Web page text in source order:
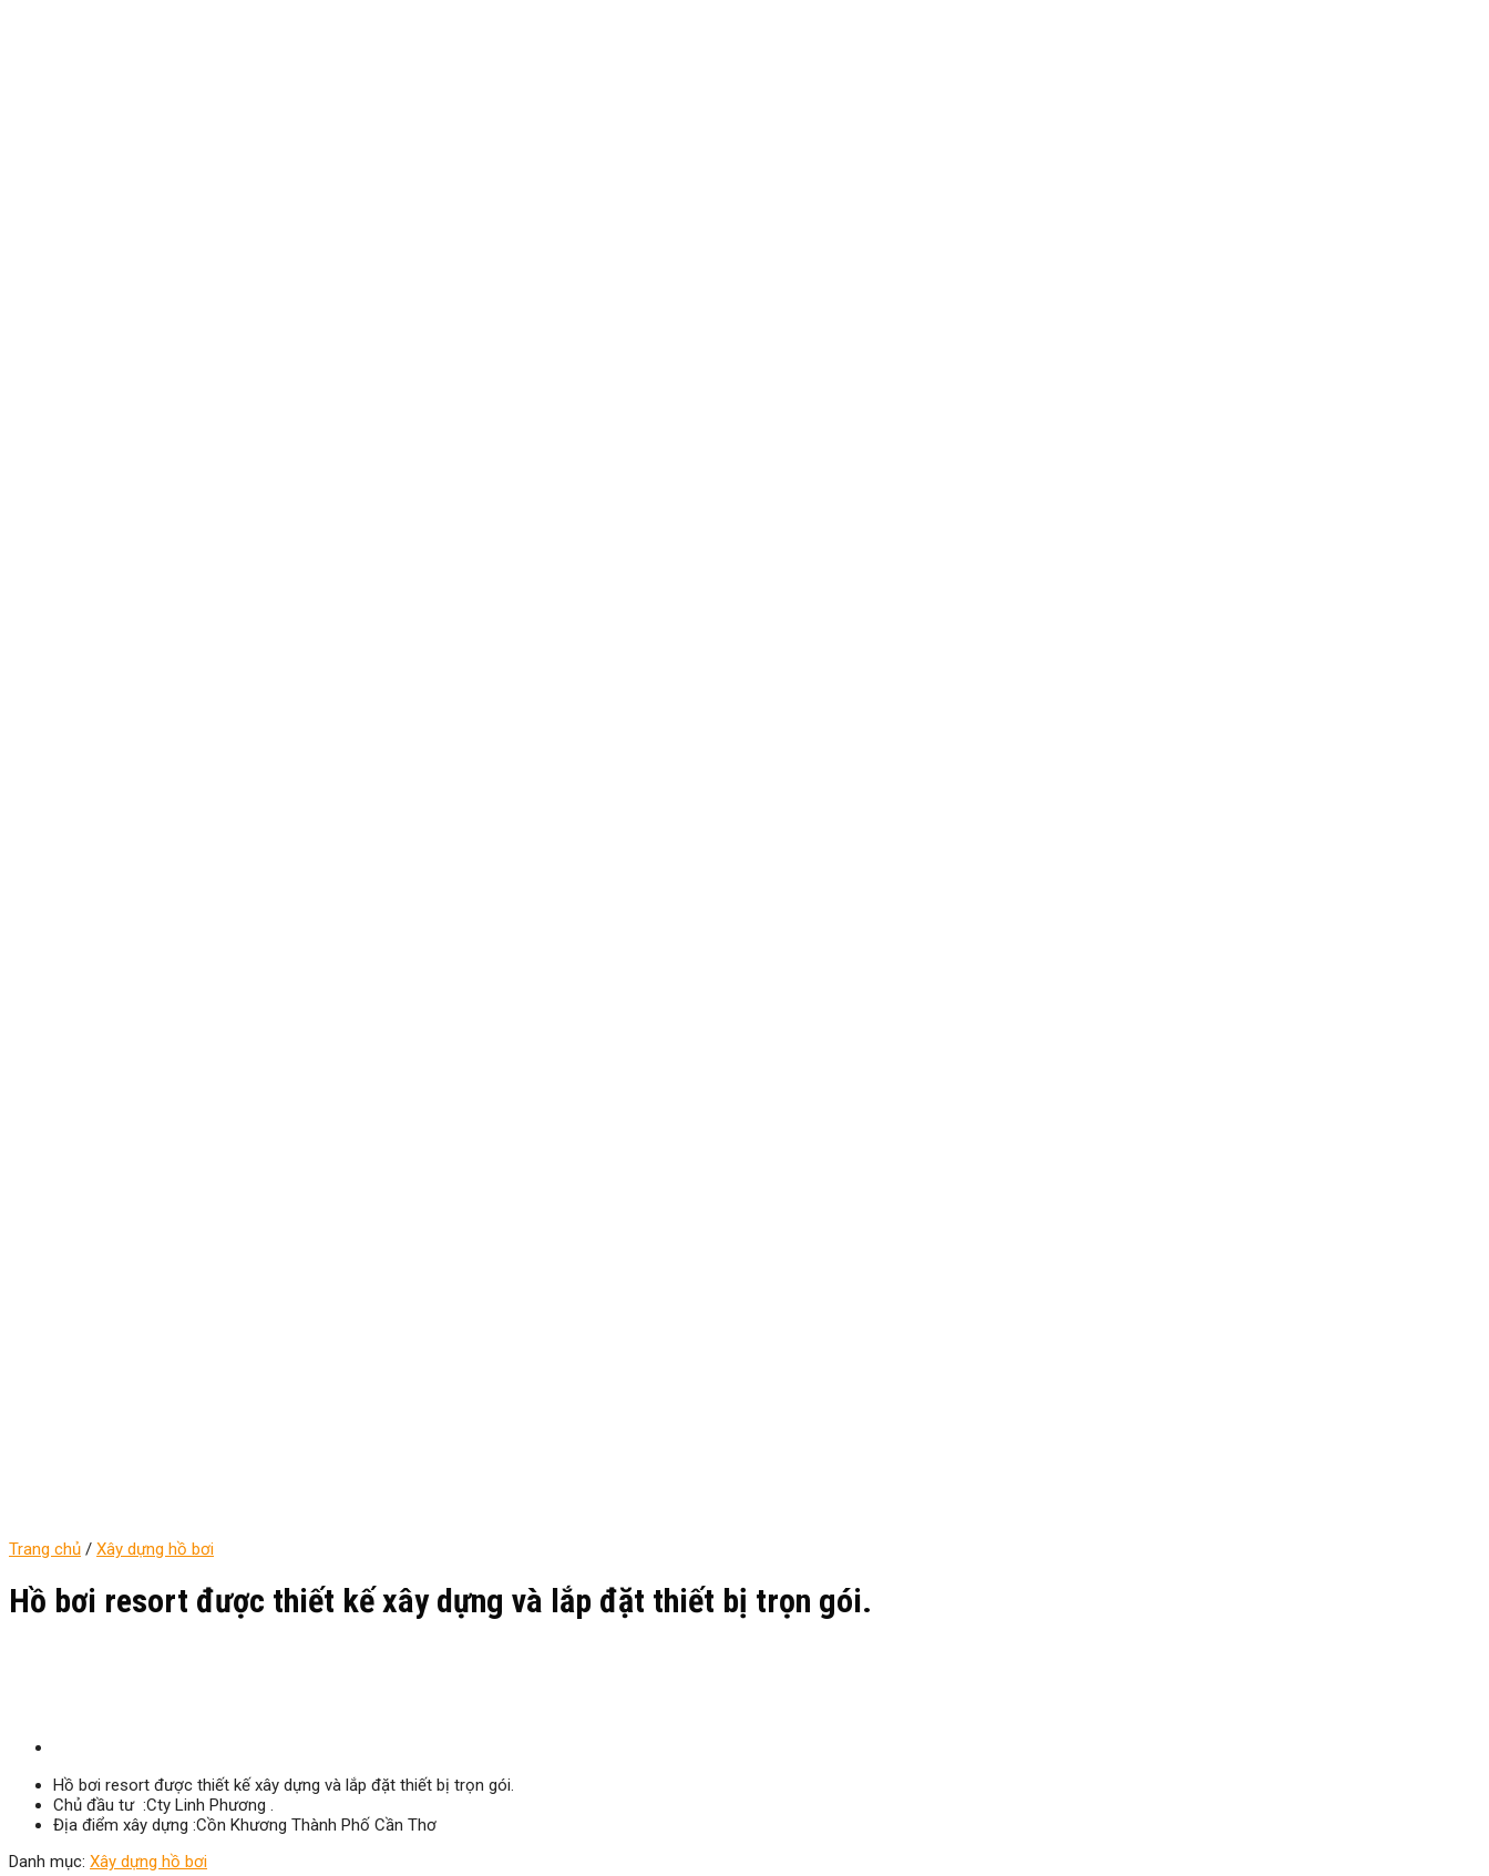
Trang chủ / Xây dựng hồ bơi
Hồ bơi resort được thiết kế xây dựng và lắp đặt thiết bị trọn gói.
Hồ bơi resort được thiết kế xây dựng và lắp đặt thiết bị trọn gói.
Chủ đầu tư :Cty Linh Phương .
Địa điểm xây dựng :Cồn Khương Thành Phố Cần Thơ
Danh mục: Xây dựng hồ bơi